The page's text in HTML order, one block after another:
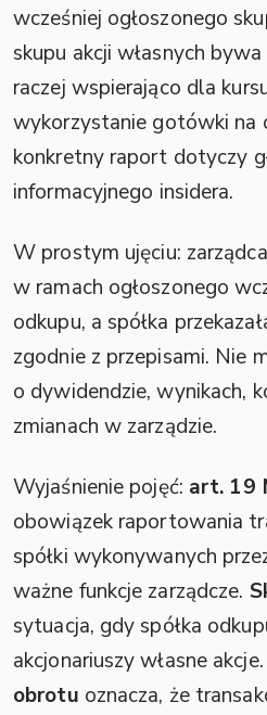
wcześniej ogłoszonego
skupu akcji własnych
raczej wspierająco dla
wykorzystanie gotówki na
konkretny raport dotyczy
informacyjnego insidera.
W prostym ujęciu:
w ramach ogłoszonego
odkupu, a spółka
zgodnie z przepisami. Nie
o dywidendzie, wynikach,
zmianach w zarządzie.
Wyjaśnienie pojęć: art. 19
obowiązek raportowania
spółki wykonywanych
ważne funkcje zarządcze.
sytuacja, gdy spółka
akcjonariuszy własne akcje.
obrotu oznacza, że